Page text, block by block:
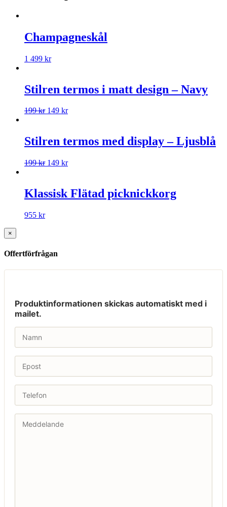
Champagneskål
1 499 kr
Stilren termos i matt design – Navy
199kr 149 kr
Stilren termos med display – Ljusblå
199kr 149 kr
Klassisk Flätad picknickkorg
955 kr
×
Offertförfrågan
Produktinformationen skickas automatiskt med i
mailet.